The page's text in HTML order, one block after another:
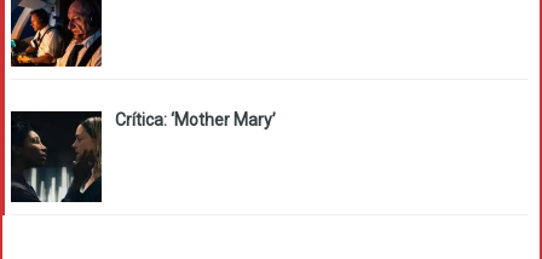
Crítica: ‘Mother Mary’